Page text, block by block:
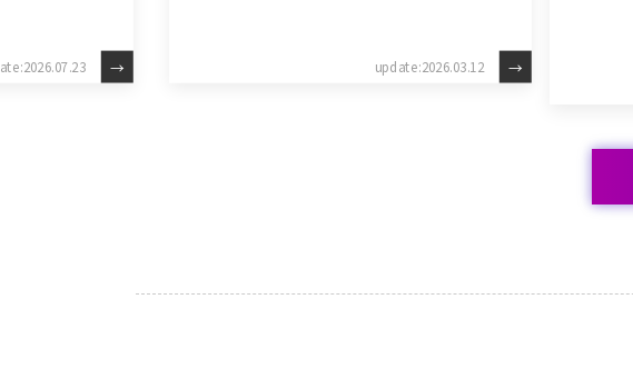
update:2026.03.12